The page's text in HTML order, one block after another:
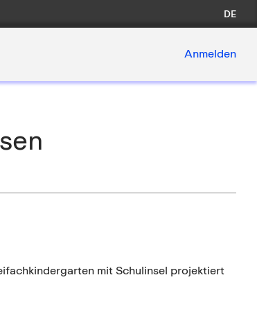
DE
Anmelden
mit Schulinsel projektiert